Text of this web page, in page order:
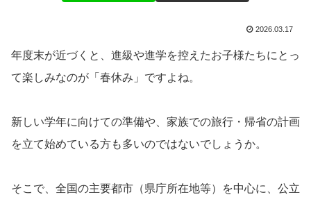
2026.03.17
年度末が近づくと、進級や進学を控えたお子様たちにとっ
て楽しみなのが「春休み」ですよね。
新しい学年に向けての準備や、家族での旅行・帰省の計画
を立て始めている方も多いのではないでしょうか。
そこで、全国の主要都市（県庁所在地等）を中心に、公立